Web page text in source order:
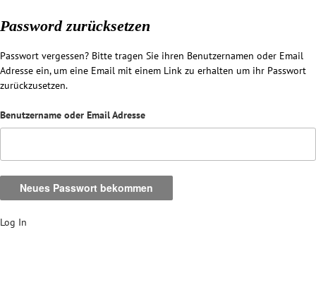
Password zurücksetzen
Passwort vergessen? Bitte tragen Sie ihren Benutzernamen oder Email
Adresse ein, um eine Email mit einem Link zu erhalten um ihr Passwort
zurückzusetzen.
Benutzername oder Email Adresse
Log In